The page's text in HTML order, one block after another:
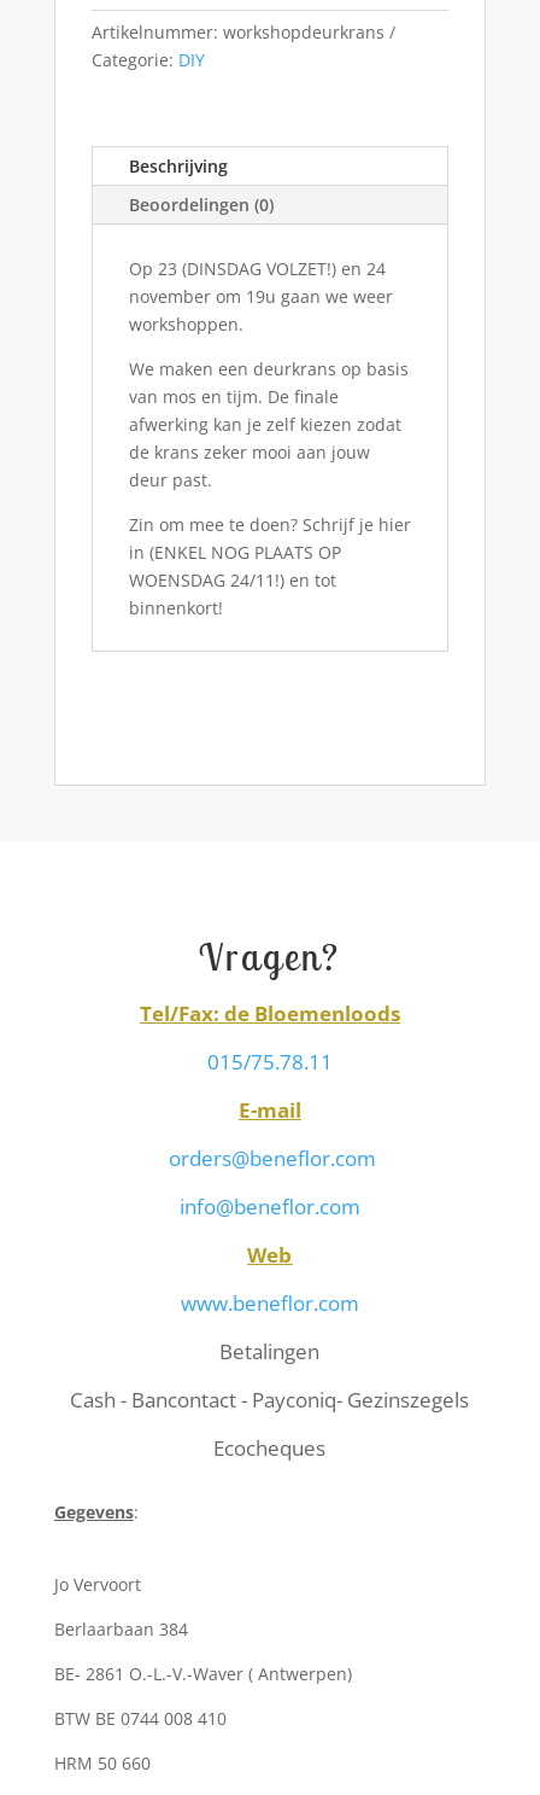
Artikelnummer: workshopdeurkrans
Categorie: DIY
Beschrijving
Beoordelingen (0)
Op 23 (DINSDAG VOLZET!) en 24
november om 19u gaan we weer
workshoppen.
We maken een deurkrans op basis
van mos en tijm. De finale
afwerking kan je zelf kiezen zodat
de krans zeker mooi aan jouw
deur past.
Zin om mee te doen? Schrijf je hier
in (ENKEL NOG PLAATS OP
WOENSDAG 24/11!) en tot
binnenkort!
Vragen?
Tel/Fax: de Bloemenloods
015/75.78.11
E-mail
orders@beneflor.com
info@beneflor.com
Web
www.beneflor.com
Betalingen
Cash - Bancontact - Payconiq- Gezinszegels
Ecocheques
Gegevens:
Jo Vervoort
Berlaarbaan 384
BE- 2861 O.-L.-V.-Waver ( Antwerpen)
BTW BE 0744 008 410
HRM 50 660